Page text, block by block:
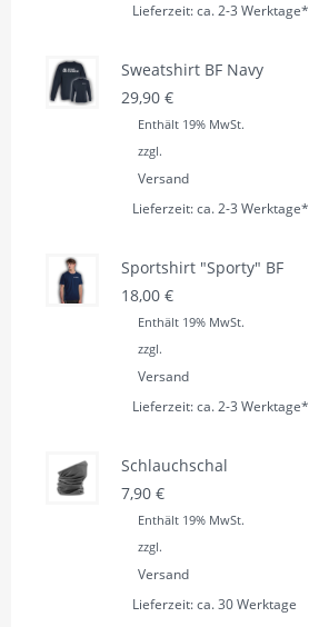
Lieferzeit: ca. 2-3 Werktage*
Sweatshirt BF Navy
29,90 €
Enthält 19% MwSt.
zzgl.
Versand
Lieferzeit: ca. 2-3 Werktage*
Sportshirt "Sporty" BF
18,00 €
Enthält 19% MwSt.
zzgl.
Versand
Lieferzeit: ca. 2-3 Werktage*
Schlauchschal
7,90 €
Enthält 19% MwSt.
zzgl.
Versand
Lieferzeit: ca. 30 Werktage